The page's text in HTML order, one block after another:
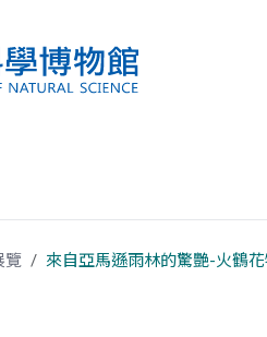
覽 來自亞馬遜雨林的驚艷-火鶴